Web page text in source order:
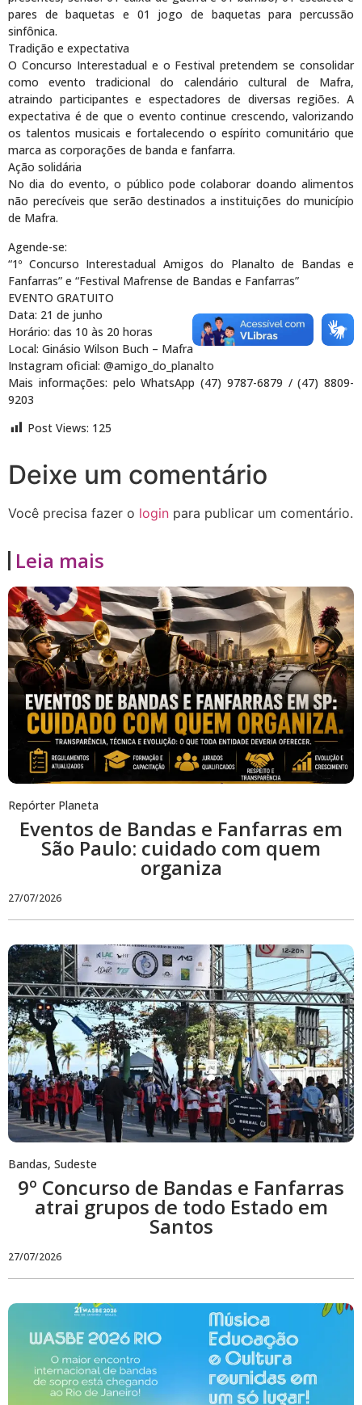
pares de baquetas e 01 jogo de baquetas para percussão
sinfônica.
Tradição e expectativa
O Concurso Interestadual e o Festival pretendem se consolidar
como evento tradicional do calendário cultural de Mafra,
atraindo participantes e espectadores de diversas regiões. A
expectativa é de que o evento continue crescendo, valorizando
os talentos musicais e fortalecendo o espírito comunitário que
marca as corporações de banda e fanfarra.
Ação solidária
No dia do evento, o público pode colaborar doando alimentos
não perecíveis que serão destinados a instituições do município
de Mafra.
Agende-se:
“1º Concurso Interestadual Amigos do Planalto de Bandas e
Fanfarras” e “Festival Mafrense de Bandas e Fanfarras”
EVENTO GRATUITO
Data: 21 de junho
Horário: das 10 às 20 horas
Local: Ginásio Wilson Buch – Mafra
Instagram oficial: @amigo_do_planalto
Mais informações: pelo WhatsApp (47) 9787-6879 / (47) 8809-
9203
Post Views: 125
Deixe um comentário
Você precisa fazer o login para publicar um comentário.
Leia mais
Repórter Planeta
Eventos de Bandas e Fanfarras em
São Paulo: cuidado com quem
organiza
27/07/2026
Bandas, Sudeste
9º Concurso de Bandas e Fanfarras
atrai grupos de todo Estado em
Santos
27/07/2026